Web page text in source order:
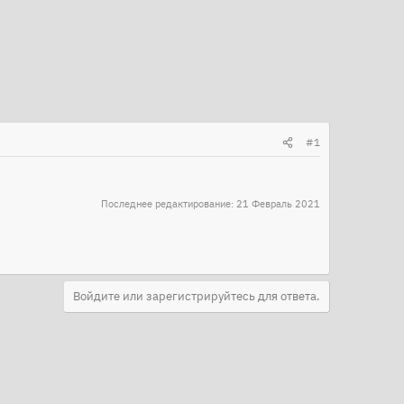
#1
Последнее редактирование: 21 Февраль 2021
Войдите или зарегистрируйтесь для ответа.